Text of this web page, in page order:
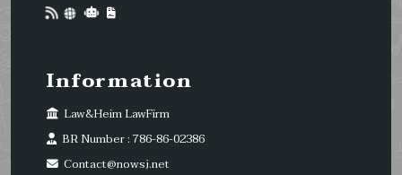
Information
Law&Heim LawFirm
BR Number : 786-86-02386
Contact@nowsj.net